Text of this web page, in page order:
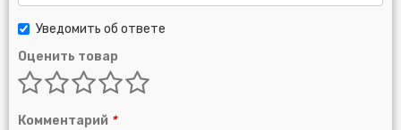
Уведомить об ответе
Оценить товар
Комментарий *